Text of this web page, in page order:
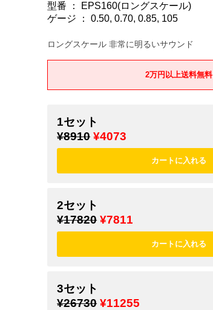
型番 ： EPS160(ロングスケール)
ゲージ ： 0.50, 0.70, 0.85, 105
ロングスケール 非常に明るいサウンド
2万円以上送料無料
1セット
¥8910 ¥4073
2セット
¥17820 ¥7811
3セット
¥26730 ¥11255